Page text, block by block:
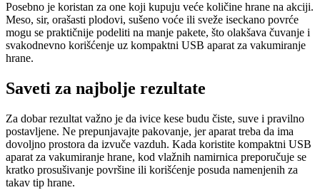
Posebno je koristan za one koji kupuju veće količine hrane na akciji.
Meso, sir, orašasti plodovi, sušeno voće ili sveže iseckano povrće
mogu se praktičnije podeliti na manje pakete, što olakšava čuvanje i
svakodnevno korišćenje uz kompaktni USB aparat za vakumiranje
hrane.
Saveti za najbolje rezultate
Za dobar rezultat važno je da ivice kese budu čiste, suve i pravilno
postavljene. Ne prepunjavajte pakovanje, jer aparat treba da ima
dovoljno prostora da izvuče vazduh. Kada koristite kompaktni USB
aparat za vakumiranje hrane, kod vlažnih namirnica preporučuje se
kratko prosušivanje površine ili korišćenje posuda namenjenih za
takav tip hrane.